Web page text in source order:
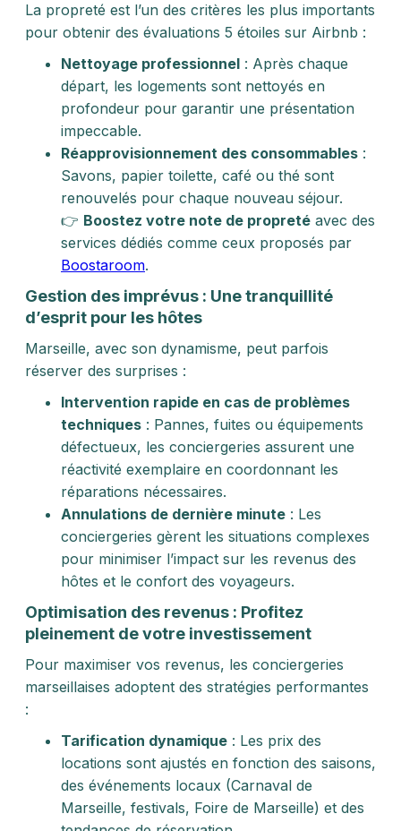
La propreté est l’un des critères les plus importants
pour obtenir des évaluations 5 étoiles sur Airbnb :
Nettoyage professionnel : Après chaque
départ, les logements sont nettoyés en
profondeur pour garantir une présentation
impeccable.
Réapprovisionnement des consommables :
Savons, papier toilette, café ou thé sont
renouvelés pour chaque nouveau séjour.
👉 Boostez votre note de propreté avec des
services dédiés comme ceux proposés par
Boostaroom.
Gestion des imprévus : Une tranquillité
d’esprit pour les hôtes
Marseille, avec son dynamisme, peut parfois
réserver des surprises :
Intervention rapide en cas de problèmes
techniques : Pannes, fuites ou équipements
défectueux, les conciergeries assurent une
réactivité exemplaire en coordonnant les
réparations nécessaires.
Annulations de dernière minute : Les
conciergeries gèrent les situations complexes
pour minimiser l’impact sur les revenus des
hôtes et le confort des voyageurs.
Optimisation des revenus : Profitez
pleinement de votre investissement
Pour maximiser vos revenus, les conciergeries
marseillaises adoptent des stratégies performantes
:
Tarification dynamique : Les prix des
locations sont ajustés en fonction des saisons,
des événements locaux (Carnaval de
Marseille, festivals, Foire de Marseille) et des